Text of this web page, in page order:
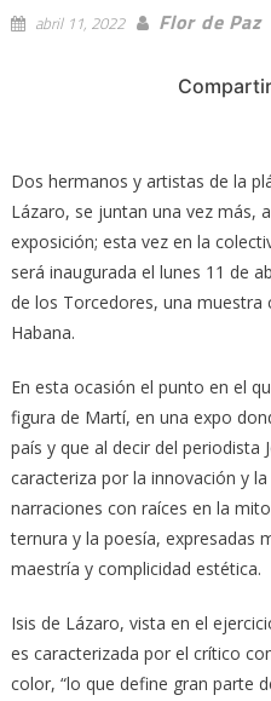
abril 11, 2022 Flor de Paz
Compartir
Dos hermanos y artistas de la
Lázaro, se juntan una vez más,
exposición; esta vez en la
será inaugurada el lunes 11 de
de los Torcedores, una muestra
Habana.
En esta ocasión el punto en el
figura de Martí, en una expo
país y que al decir del periodista
caracteriza por la innovación y
narraciones con raíces en la
ternura y la poesía, expresadas
maestría y complicidad estética.
Isis de Lázaro, vista en el
es caracterizada por el crítico
color, “lo que define gran parte